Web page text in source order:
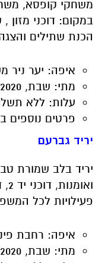
איפה: יער ניר
מתי: שבת, 22/2/2020, 10:00-16:00
עלות: ללא
יריד גברעם
יריד בלב שמורת
פעילויות לכל
איפה: רחבת
מתי: שבת, 22/2/2020, 10:00-16:00
עלות:
ללא
גוונים בביכורים